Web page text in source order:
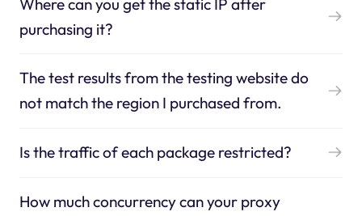
purchasing it?
The test results from the testing website do
not match the region I purchased from.
Is the traffic of each package restricted?
How much concurrency can your proxy